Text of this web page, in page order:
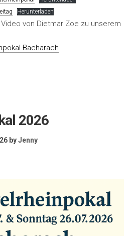
Herunterladen
von Dietmar Zoe zu unserem
Bacharach
2026
byJenny